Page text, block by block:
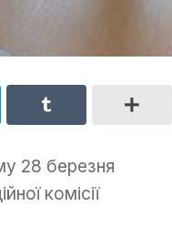
28 березня
комісії